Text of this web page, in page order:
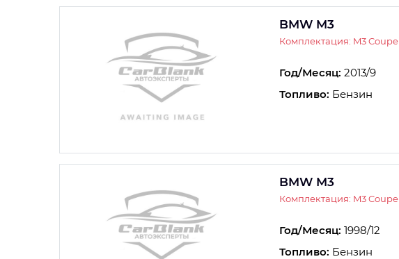
BMW M3
Комплектация: M3 Coupe
Год/Месяц: 2013/9
Топливо: Бензин
BMW M3
Комплектация: M3 Coupe
Год/Месяц: 1998/12
Топливо: Бензин